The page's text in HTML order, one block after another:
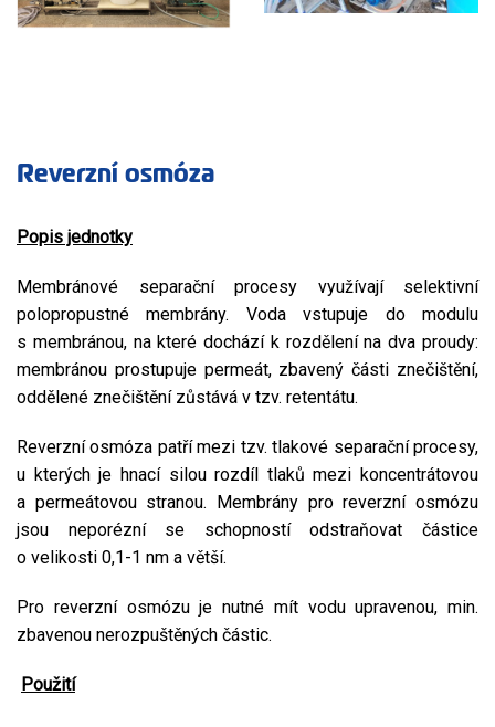
Reverzní osmóza
Popis jednotky
Membránové separační procesy využívají selektivní
polopropustné membrány. Voda vstupuje do modulu
s membránou, na které dochází k rozdělení na dva proudy:
membránou prostupuje permeát, zbavený části znečištění,
oddělené znečištění zůstává v tzv. retentátu.
Reverzní osmóza patří mezi tzv. tlakové separační procesy,
u kterých je hnací silou rozdíl tlaků mezi koncentrátovou
a permeátovou stranou. Membrány pro reverzní osmózu
jsou neporézní se schopností odstraňovat částice
o velikosti 0,1-1 nm a větší.
Pro reverzní osmózu je nutné mít vodu upravenou, min.
zbavenou nerozpuštěných částic.
Použití